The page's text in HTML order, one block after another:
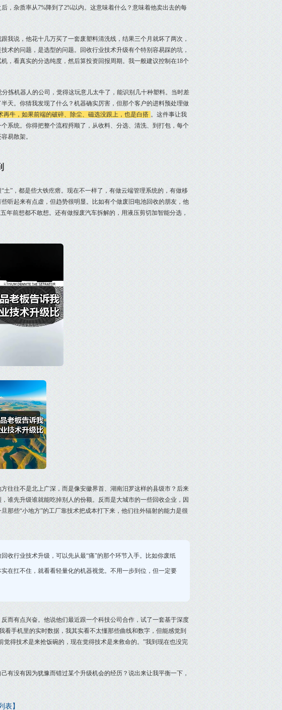
，杂质率从7%降到了2%以内。这意味着什么？意味着他卖出去的每
我说，他花十几万买了一套废塑料清洗线，结果三个月就坏了两次，
术的问题，是选型的问题。回收行业技术升级有个特别容易踩的坑，
，看真实的分选纯度，然后算投资回报周期。我一般建议控制在18个
拣机器人的公司，觉得这玩意儿太牛了，能识别几十种塑料。当时差
天。你猜我发现了什么？机器确实厉害，但那个客户的进料预处理做
再牛，如果前端的破碎、除尘、磁选没跟上，也是白搭 。这件事让我
系统。你得把整个流程捋顺了，从收料、分选、清洗、到打包，每个
易散架。
”，都是些大铁疙瘩。现在不一样了，有做云端管理系统的，有做移
听起来有点虚，但趋势很明显。比如有个做废旧电池回收的朋友，他
年前想都不敢想。还有做报废汽车拆解的，用液压剪切加智能分选，
往往不是北上广深，而是像安徽界首、湖南汨罗这样的县级市？后来
谁先升级谁就能吃掉别人的份额。反而是大城市的一些回收企业，因
那些“小地方”的工厂靠技术把成本打下来，他们往外辐射的能力是很
收行业技术升级，可以先从最“痛”的那个环节入手。比如你废纸
在扛不住，就看看轻量化的机器视觉。不用一步到位，但一定要
而有点兴奋。他说他们最近跟一个科技公司合作，试了一套基于深度
手机里的实时数据，我其实看不太懂那些曲线和数字，但能感觉到
得技术是来抢饭碗的，现在觉得技术是来救命的。”我到现在也没完
有没有因为犹豫而错过某个升级机会的经历？说出来让我平衡一下，
表】